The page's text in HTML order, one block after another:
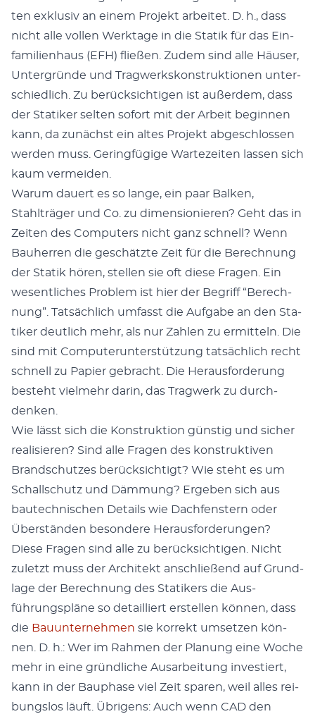
ten exk­lu­siv an einem Pro­jekt arbeit­et. D. h., dass
nicht alle vollen Werk­tage in die Sta­tik für das Ein­
fam­i­lien­haus (EFH) fließen. Zudem sind alle Häuser,
Unter­gründe und Trag­w­erk­skon­struk­tio­nen unter­
schiedlich. Zu berück­sichti­gen ist außer­dem, dass
der Sta­tik­er sel­ten sofort mit der Arbeit begin­nen
kann, da zunächst ein altes Pro­jekt abgeschlossen
wer­den muss. Ger­ingfügige Wartezeit­en lassen sich
kaum ver­mei­den.
Warum dauert es so lange, ein paar Balken,
Stahlträger und Co. zu dimen­sion­ieren? Geht das in
Zeit­en des Com­put­ers nicht ganz schnell? Wenn
Bauher­ren die geschätzte Zeit für die Berech­nung
der Sta­tik hören, stellen sie oft diese Fra­gen. Ein
wesentlich­es Prob­lem ist hier der Begriff “Berech­
nung”. Tat­säch­lich umfasst die Auf­gabe an den Sta­
tik­er deut­lich mehr, als nur Zahlen zu ermit­teln. Die
sind mit Com­puterun­ter­stützung tat­säch­lich recht
schnell zu Papi­er gebracht. Die Her­aus­forderung
beste­ht vielmehr darin, das Trag­w­erk zu durch­
denken.
Wie lässt sich die Kon­struk­tion gün­stig und sich­er
real­isieren? Sind alle Fra­gen des kon­struk­tiv­en
Brand­schutzes berück­sichtigt? Wie ste­ht es um
Schallschutz und Däm­mung? Ergeben sich aus
bautech­nis­chen Details wie Dachfen­stern oder
Über­stän­den beson­dere Her­aus­forderun­gen?
Diese Fra­gen sind alle zu berück­sichti­gen. Nicht
zulet­zt muss der Architekt anschließend auf Grund­
lage der Berech­nung des Sta­tik­ers die Aus­
führungspläne so detail­liert erstellen kön­nen, dass
die Bau­un­ternehmen sie kor­rekt umset­zen kön­
nen. D. h.: Wer im Rah­men der Pla­nung eine Woche
mehr in eine gründliche Ausar­beitung investiert,
kann in der Bauphase viel Zeit sparen, weil alles rei­
bungs­los läuft. Übri­gens: Auch wenn CAD den